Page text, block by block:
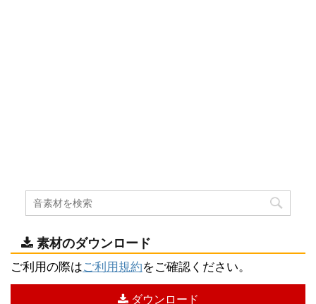
素材のダウンロード
ご利用の際はご利用規約をご確認ください。
ダウンロード